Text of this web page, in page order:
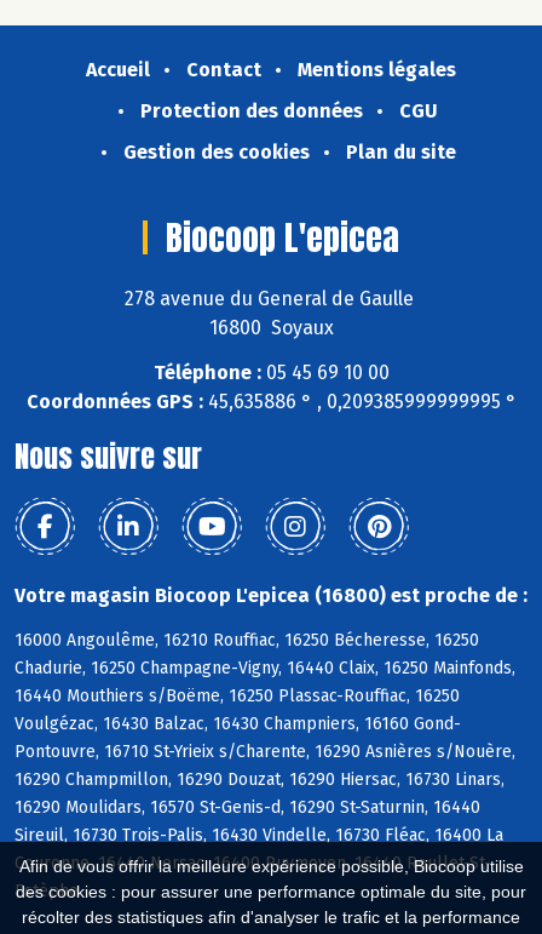
Afin de vous offrir la meilleure expérience possible, Biocoop utilise
des cookies : pour assurer une performance optimale du site, pour
récolter des statistiques afin d'analyser le trafic et la performance
Accueil Contact
Mentions légales
Protection des données
CGU
Gestion des cookies
Plan du site
Biocoop L'epicea
278 avenue du General de Gaulle
16800 Soyaux
Téléphone :05 45 69 10 00
Coordonnées GPS :45,635886 ° , 0,209385999999995 °
Nous suivre sur
Votre magasin Biocoop L'epicea (16800) est proche de :
16000 Angoulême, 16210 Rouffiac, 16250 Bécheresse, 16250
Chadurie, 16250 Champagne-Vigny, 16440 Claix, 16250 Mainfonds,
16440 Mouthiers s/Boëme, 16250 Plassac-Rouffiac, 16250
Voulgézac, 16430 Balzac, 16430 Champniers, 16160 Gond-
Pontouvre, 16710 St-Yrieix s/Charente, 16290 Asnières s/Nouère,
16290 Champmillon, 16290 Douzat, 16290 Hiersac, 16730 Linars,
16290 Moulidars, 16570 St-Genis-d, 16290 St-Saturnin, 16440
Sireuil, 16730 Trois-Palis, 16430 Vindelle, 16730 Fléac, 16400 La
Couronne, 16440 Nersac, 16400 Puymoyen, 16440 Roullet-St-
Estèphe